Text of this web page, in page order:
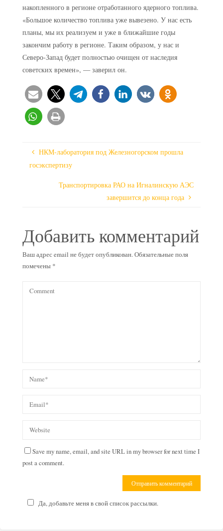
накопленного в регионе отработанного ядерного топлива.
«Большое количество топлива уже вывезено. У нас есть
планы, мы их реализуем и уже в ближайшие годы
закончим работу в регионе. Таким образом, у нас и
Северо-Запад будет полностью очищен от наследия
советских времен», — заверил он.
НКМ-лаборатория под Железногорском прошла
госэкспертизу
Транспортировка РАО на Игналинскую АЭС
завершится до конца года
Добавить комментарий
Ваш адрес email не будет опубликован.Обязательные поля
помечены *
Save my name, email, and site URL in my browser for next time I
post a comment.
Да, добавьте меня в свой список рассылки.